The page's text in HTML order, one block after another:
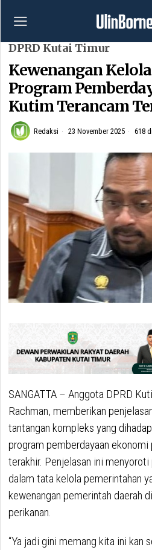
DPRD Kutai Timur
Kewenangan
Program
Kutim Terancam
Redaksi 23 November 2025 618
SANGATTA – Anggota DPRD
Rachman, memberikan
tantangan kompleks yang
program pemberdayaan
terakhir. Penjelasan ini
dalam tata kelola pemerintahan
kewenangan pemerintah daerah
perikanan.
“Ya jadi gini memang kita ini kan